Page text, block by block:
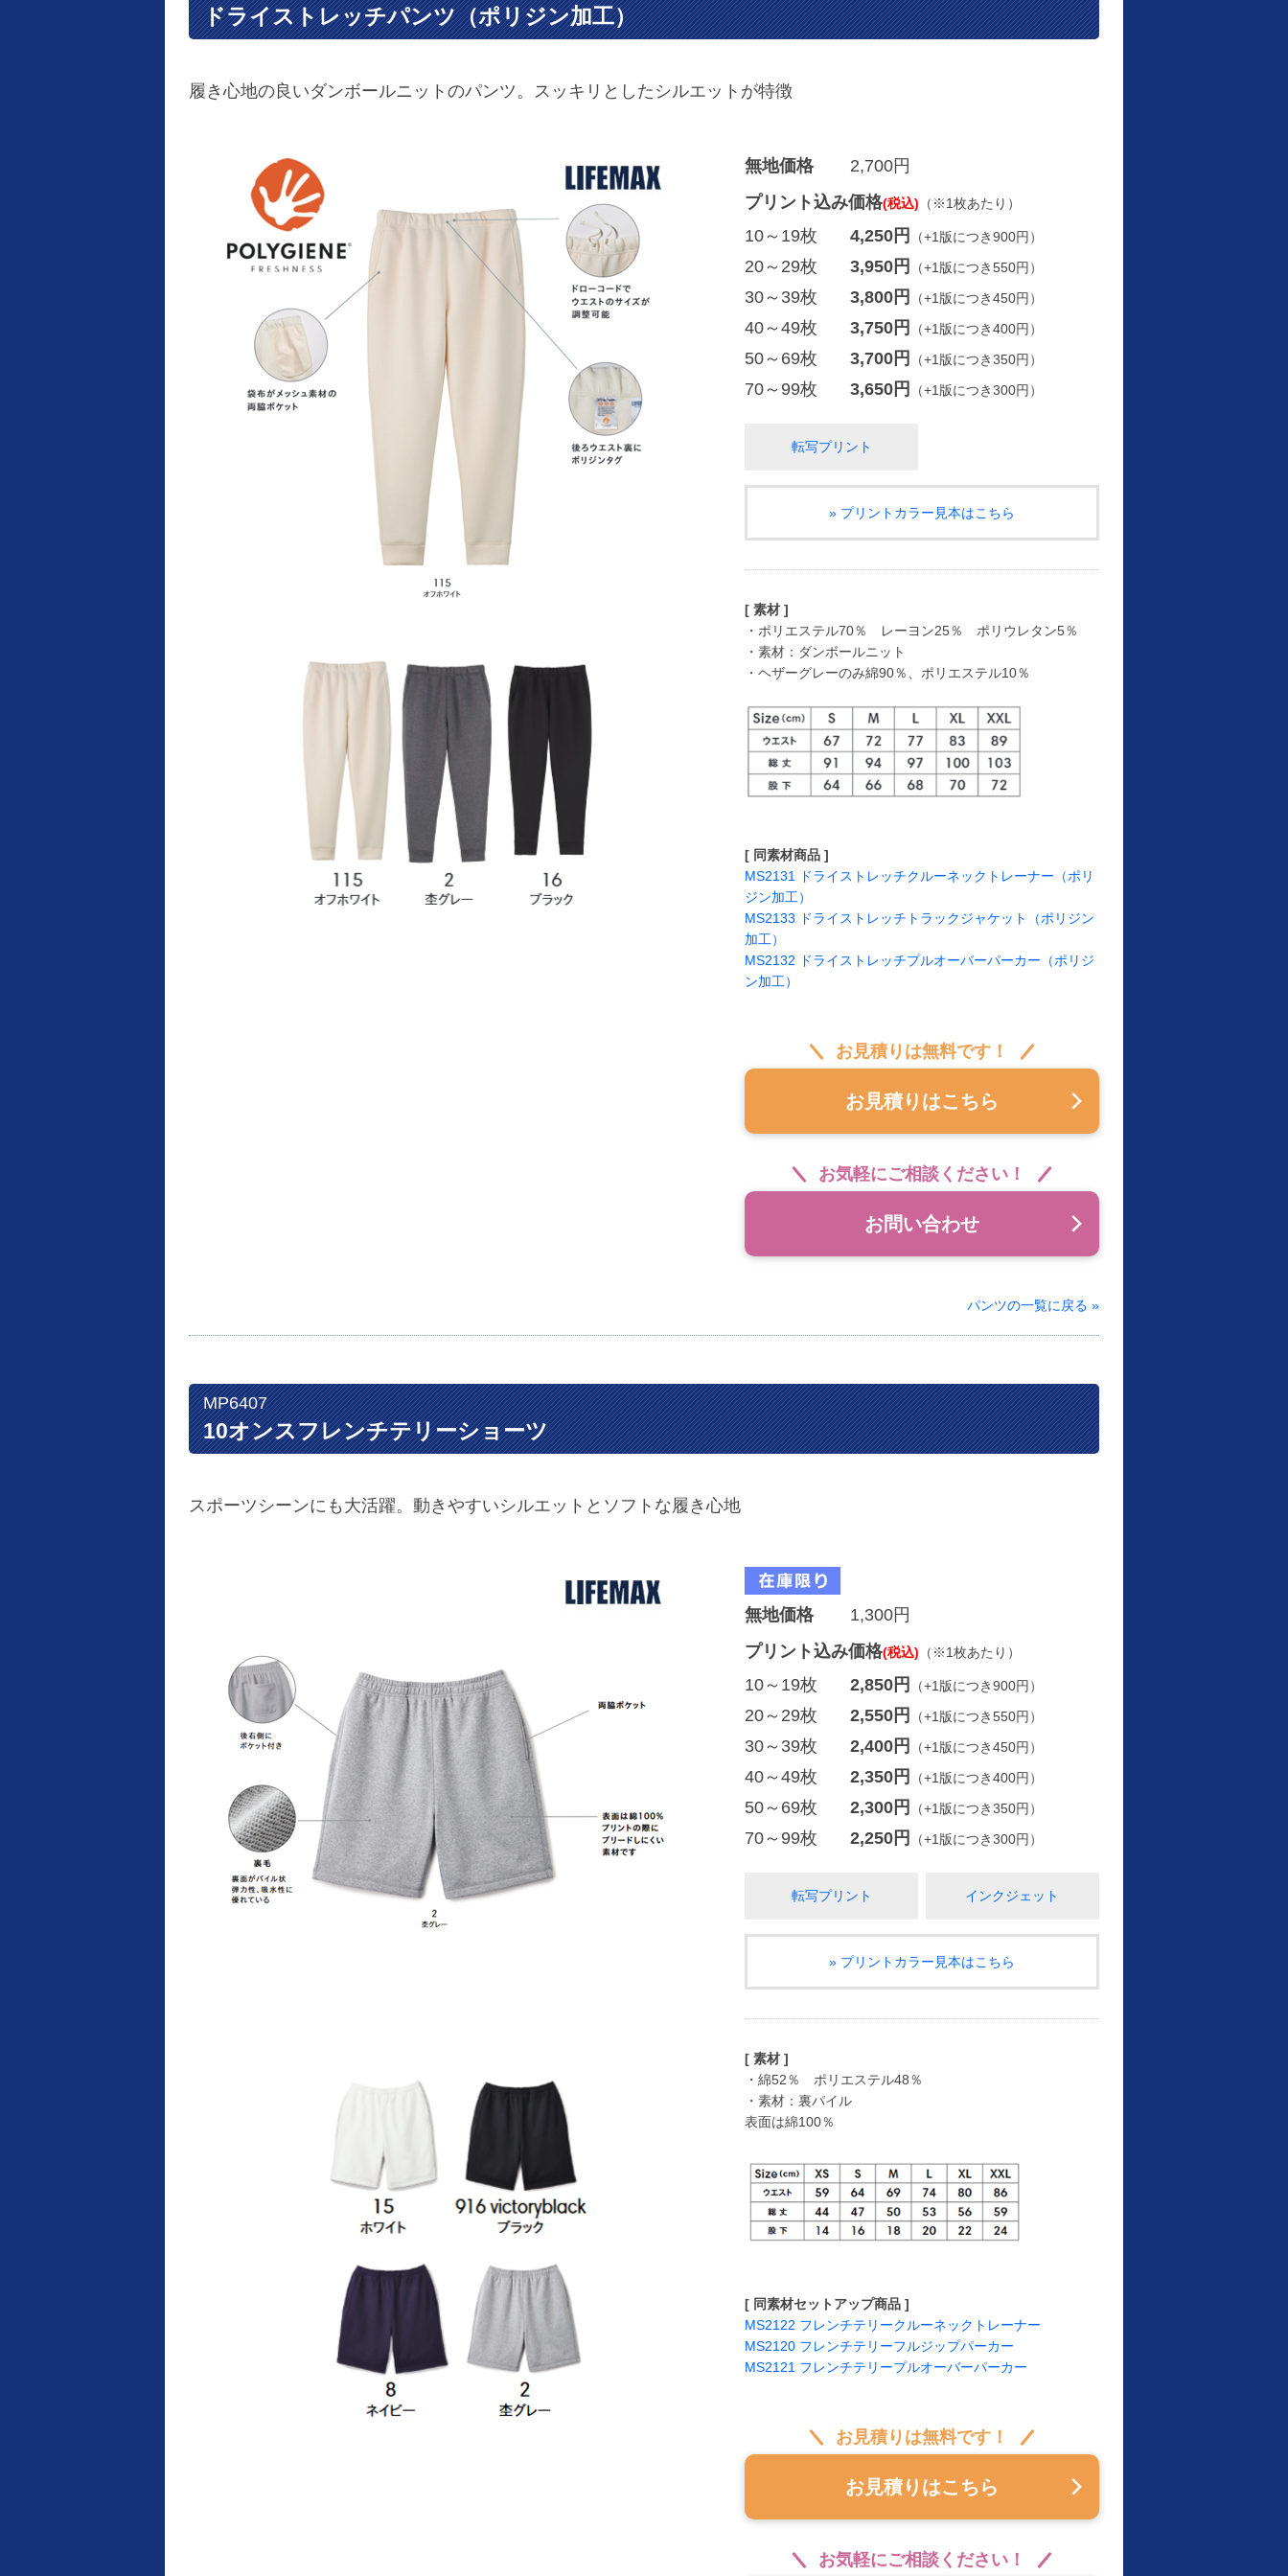
ドライストレッチパンツ（ポリジン加工）
履き心地の良いダンボールニットのパンツ。スッキリとしたシルエットが特徴
無地価格
2,700円
プリント込み価格(税込) （※1枚あたり）
10～19枚
20～29枚
30～39枚
40～49枚
50～69枚
70～99枚
4,250円 （+1版につき900円）
3,950円 （+1版につき550円）
3,800円 （+1版につき450円）
3,750円 （+1版につき400円）
3,700円 （+1版につき350円）
3,650円 （+1版につき300円）
転写プリント
» プリントカラー見本はこちら
[ 素材 ]
・ポリエステル70％ レーヨン25％ ポリウレタン5％
・素材：ダンボールニット
・ヘザーグレーのみ綿90％、ポリエステル10％
[ 同素材商品 ]
MS2131 ドライストレッチクルーネックトレーナー（ポリ
ジン加工）
MS2133 ドライストレッチトラックジャケット（ポリジン
加工）
MS2132 ドライストレッチプルオーバーパーカー（ポリジ
ン加工）
お見積りは無料です！
お見積りはこちら
お気軽にご相談ください！
お問い合わせ
パンツの一覧に戻る »
MP6407
10オンスフレンチテリーショーツ
スポーツシーンにも大活躍。動きやすいシルエットとソフトな履き心地
無地価格
1,300円
プリント込み価格(税込) （※1枚あたり）
10～19枚
20～29枚
30～39枚
40～49枚
50～69枚
70～99枚
2,850円 （+1版につき900円）
2,550円 （+1版につき550円）
2,400円 （+1版につき450円）
2,350円 （+1版につき400円）
2,300円 （+1版につき350円）
2,250円 （+1版につき300円）
転写プリント インクジェット
» プリントカラー見本はこちら
[ 素材 ]
・綿52％ ポリエステル48％
・素材：裏パイル
表面は綿100％
[ 同素材セットアップ商品 ]
MS2122 フレンチテリークルーネックトレーナー
MS2120 フレンチテリーフルジップパーカー
MS2121 フレンチテリープルオーバーパーカー
お見積りは無料です！
お見積りはこちら
お気軽にご相談ください！